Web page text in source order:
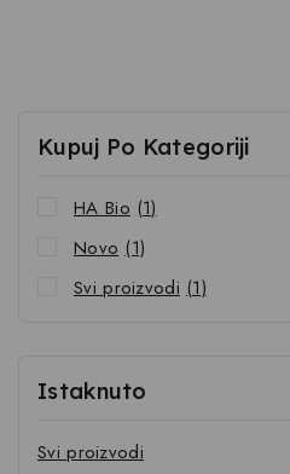
Kupuj Po Kategoriji
HA Bio (1)
Novo (1)
Svi proizvodi (1)
Istaknuto
Svi proizvodi